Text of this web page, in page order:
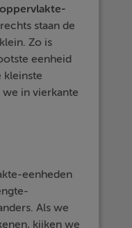
oppervlakte-
staan de
Zo is
eenheid
kleinste
in vierkante
eenheden
Als we
kijken we